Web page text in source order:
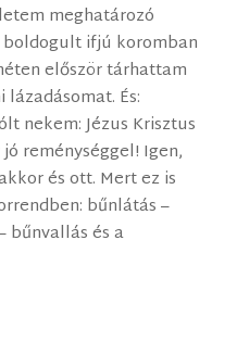
meghatározó
ifjú koromban
először tárhattam
És:
nekem: Jézus Krisztus
reménységgel! Igen,
és ott. Mert ez is
bűnlátás –
bűnvallás és a